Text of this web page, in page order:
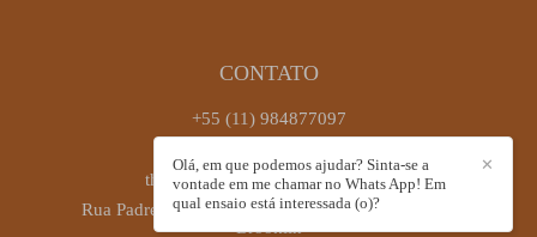
CONTATO
+55 (11) 984877097
thaiscastrofotografia@gmail.com
Rua Padre Antônio José dos Santos, 449, sala 72 -
Brooklin
✕
Olá, em que podemos ajudar? Sinta-se a
vontade em me chamar no Whats App! Em
qual ensaio está interessada (o)?